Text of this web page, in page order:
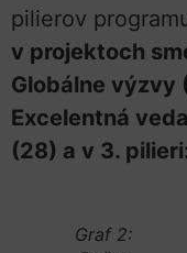
pilierov
v projektoch
Globálne výzvy
Excelentná
(28) a v 3.
Graf 2: